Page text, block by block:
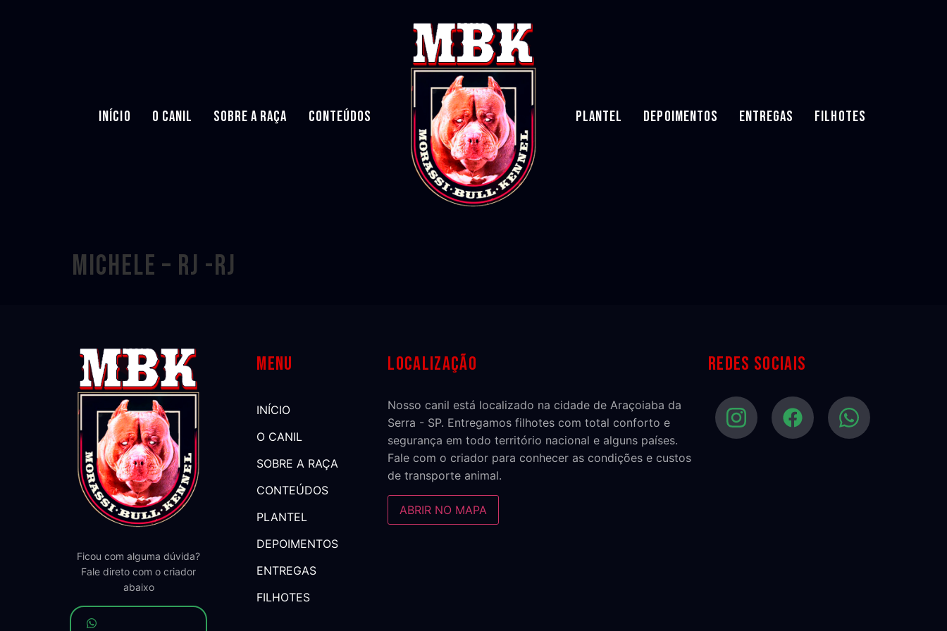
INÍCIO O CANIL SOBRE A RAÇA CONTEÚDOS PLANTEL DEPOIMENTOS ENTREGAS FILHOTES
MICHELE – RJ -RJ
Ficou com alguma dúvida?
Fale direto com o criador
abaixo
Menu
INÍCIO
O CANIL
SOBRE A RAÇA
CONTEÚDOS
PLANTEL
DEPOIMENTOS
ENTREGAS
FILHOTES
Localização
Nosso canil está localizado na cidade de Araçoiaba da
Serra - SP. Entregamos filhotes com total conforto e
segurança em todo território nacional e alguns países.
Fale com o criador para conhecer as condições e custos
de transporte animal.
ABRIR NO MAPA
Redes sociais